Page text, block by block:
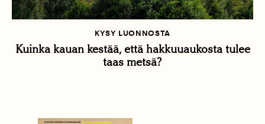
KYSY LUONNOSTA
Kuinka kauan kestää, että hakkuuaukosta tulee
taas metsä?